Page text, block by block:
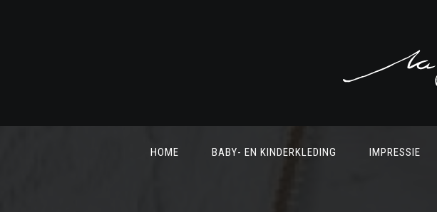
HOME BABY- EN KINDERKLEDING IMPRESSIE